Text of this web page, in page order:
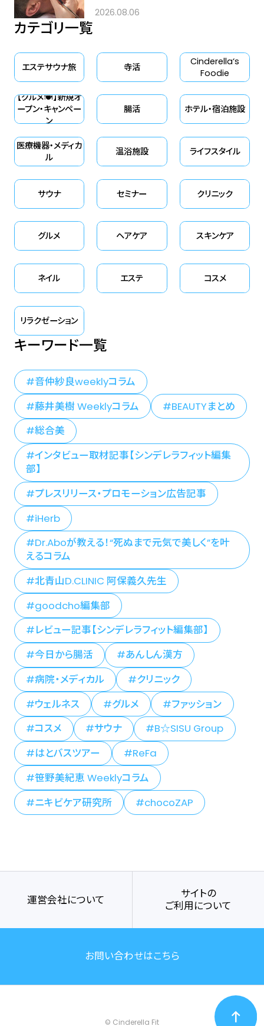
2026.08.06
カテゴリ一覧
エステサウナ旅 寺活
Cinderella‘s
Foodie
【グルメ🍽】新規オ
ープン・キャンペー
ン
腸活 ホテル・宿泊施設
医療機器・メディカ
ル
温浴施設 ライフスタイル
サウナ セミナー クリニック
グルメ ヘアケア スキンケア
ネイル エステ コスメ
リラクゼーション
キーワード一覧
音仲紗良weeklyコラム
藤井美樹 Weeklyコラム
BEAUTYまとめ
総合美
インタビュー取材記事【シンデレラフィット編集
部】
プレスリリース・プロモーション広告記事
iHerb
Dr.Aboが教える！“死ぬまで元気で美しく”を叶
えるコラム
北青山D.CLINIC 阿保義久先生
goodcho編集部
レビュー記事【シンデレラフィット編集部】
今日から腸活
あんしん漢方
病院・メディカル
クリニック
ウェルネス
グルメ
ファッション
コスメ
サウナ
B☆SISU Group
はとバスツアー
ReFa
笹野美紀恵 Weeklyコラム
ニキビケア研究所
chocoZAP
運営会社について
サイトの
ご利用について
お問い合わせはこちら
© Cinderella Fit